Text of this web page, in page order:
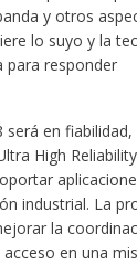
y otros
lo suyo y la
para responder
será en
High
industrial. La
la
en una